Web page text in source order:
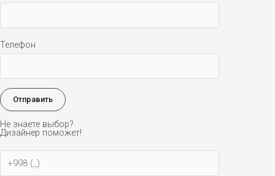
Телефон
Не знаете выбор?
Дизайнер поможет!